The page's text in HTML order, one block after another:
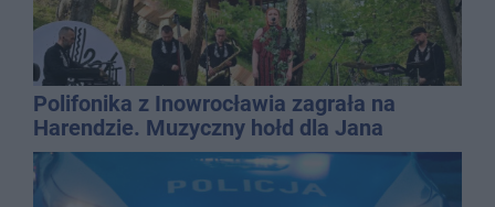
Polifonika z Inowrocławia zagrała na
Harendzie. Muzyczny hołd dla Jana
Kasprowicza